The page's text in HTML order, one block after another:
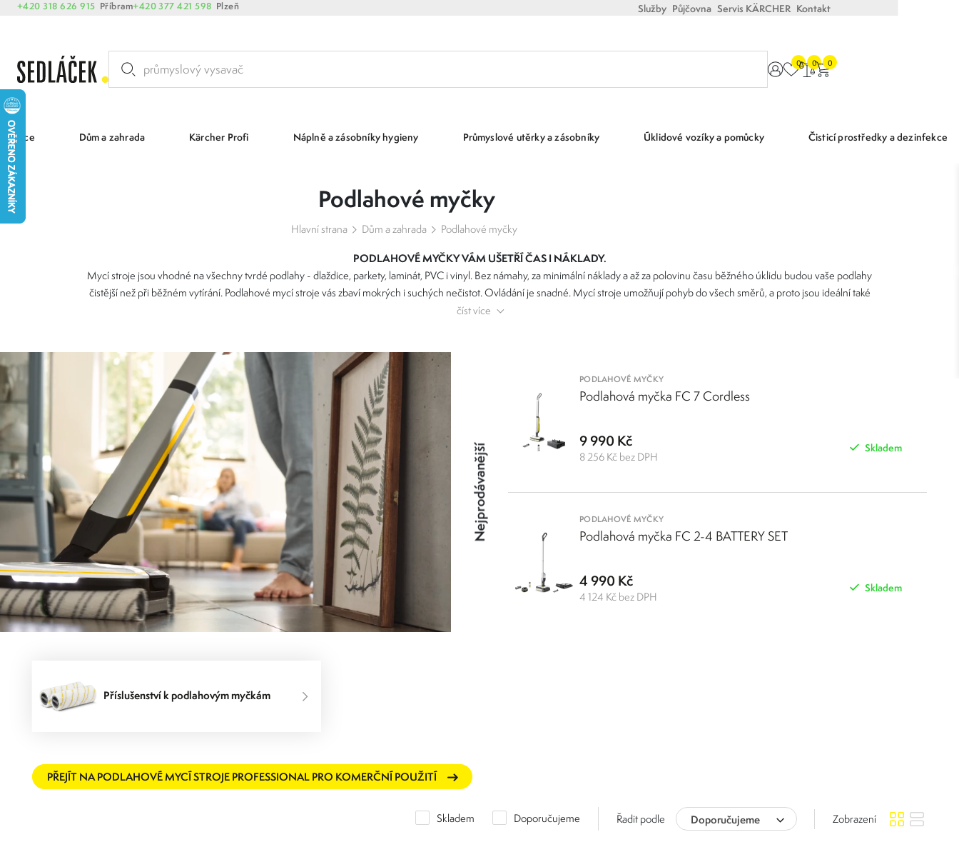
+420 318 626 915 Příbram+420 377 421 598 Plzeň Služby Půjčovna Servis KÄRCHER Kontakt
0 0 0
Akce Dům a zahrada Kärcher Profi Náplně a zásobníky hygieny Průmyslové utěrky a zásobníky Úklidové vozíky a pomůcky Čisticí prostředky a dezinfekce
Podlahové myčky
Hlavní strana Dům a zahrada Podlahové myčky
PODLAHOVÉ MYČKYVÁM UŠETŘÍ ČAS I NÁKLADY.
Mycí stroje jsou vhodné na všechny tvrdé podlahy - dlaždice, parkety, laminát, PVC i vinyl. Bez námahy, za minimální náklady a až za polovinu času běžného úklidu budou vaše podlahy
čistější než při běžném vytírání. Podlahové mycí stroje vás zbaví mokrých i suchých nečistot. Ovládání je snadné. Mycí stroje umožňují pohyb do všech směrů, a proto jsou ideální také
pro úklid pod stolem, nábytkem a na špatně dostupných místech. Důkladně vyčistí také všechny rohy a kouty. Mají také vynikající odsávací a čistící účinky, čímž se zvyšuje kvalita života i
číst více
Nejprodávanější
PODLAHOVÉ MYČKY
Podlahová myčka FC 7 Cordless
9 990 Kč
8 256 Kč bez DPH
Skladem
PODLAHOVÉ MYČKY
Podlahová myčka FC 2-4 BATTERY SET
4 990 Kč
4 124 Kč bez DPH
Skladem
Příslušenství k podlahovým myčkám
PŘEJÍT NA PODLAHOVÉ MYCÍ STROJE PROFESSIONAL PRO KOMERČNÍ POUŽITÍ
Skladem Doporučujeme Řadit podle Doporučujeme Zobrazení